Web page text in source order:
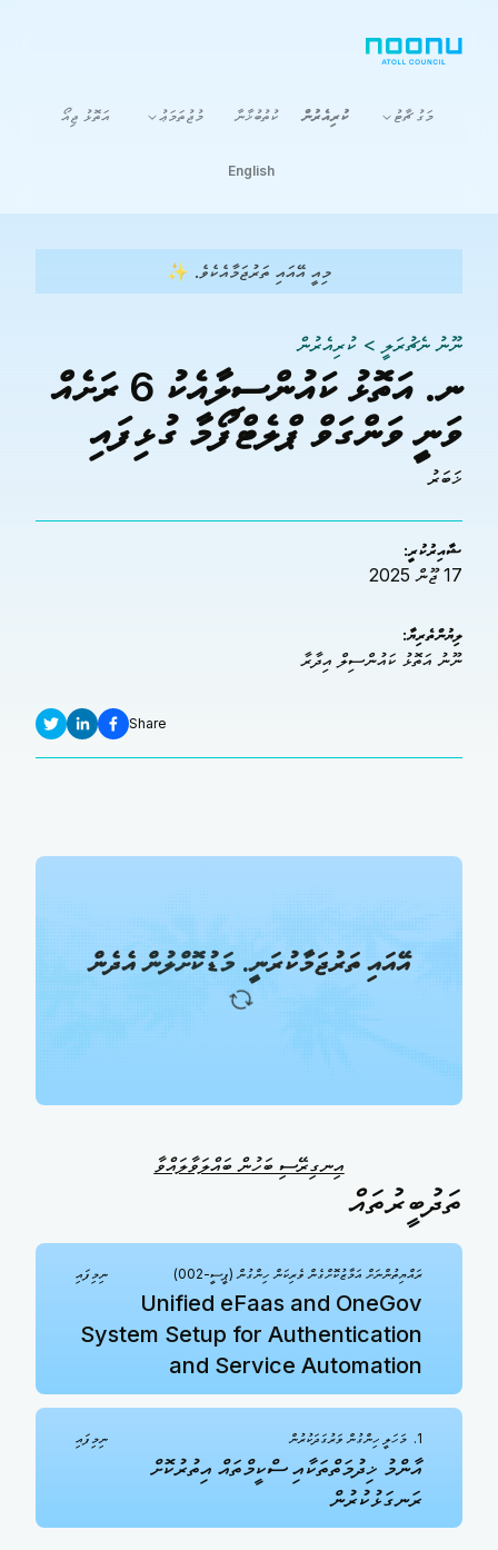
މަގު ޗާޓު ކުރިއެރުން ކުތުބުޚާނާ މުޖުތަމަޢު އަތޮޅު ޖިއޯ
English
މިއީ އޭއައި ތަރުޖަމާއެކެވެ. ✨
ނޫނު ނެޗުރަލީ > ކުރިއެރުން
ނ. އަތޮޅު ކައުންސިލާއެކު 6 ރަށެއް
ވަނީ ވަންގަވް ޕްލެޓްފޯމާ ގުޅިފައި
ޚަބަރު
ޝާއިރުކުރީ:
17 ޖޫން 2025
ލިޔުންތެރިޔާ:
ނޫނު އަތޮޅު ކައުންސިލް އިދާރާ
Share
އޭއައި ތަރުޖަމާކުރަނީ. މަޑުކޮށްލުން އެދެން
އިނގިރޭސި ބަހުން ބައްލަވާލައްވާ
ތަދުބީރުތައް
ރައްޔިތުންނަށް އަމާޒުކޮށްގެން ވެރިކަން ހިންގުން (ޕީސީ-002) ނިމިފައި
Unified eFaas and OneGov
System Setup for Authentication
and Service Automation
1. މަހަލީ ހިންގުން ވަރުގަދަކުރުން ނިމިފައި
އާންމު ޚިދުމަތްތަކާއި ސްކީމްތައް އިތުރުކޮށް
ރަނގަޅުކުރުން